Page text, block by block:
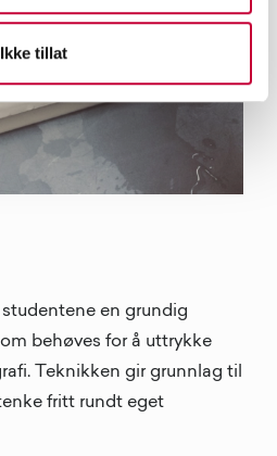
Ikke tillat
en grundig
behøves for å uttrykke
Teknikken gir grunnlag til
fritt rundt eget